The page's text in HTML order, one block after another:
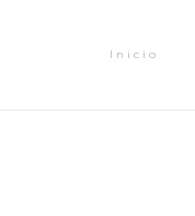
Inicio